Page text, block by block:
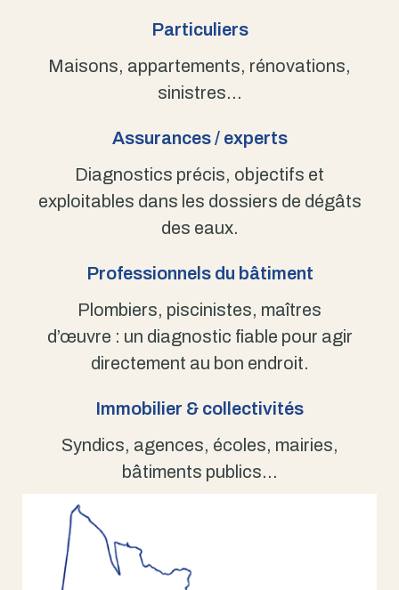
Particuliers
Maisons, appartements, rénovations,
sinistres…
Assurances / experts
Diagnostics précis, objectifs et
exploitables dans les dossiers de dégâts
des eaux.
Professionnels du bâtiment
Plombiers, piscinistes, maîtres
d’œuvre : un diagnostic fiable pour agir
directement au bon endroit.
Immobilier & collectivités
Syndics, agences, écoles, mairies,
bâtiments publics…